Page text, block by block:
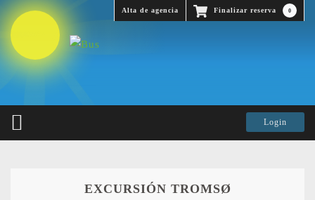
Finalizar reserva 0
Alta de agencia
EXCURSIÓN TROMSØ